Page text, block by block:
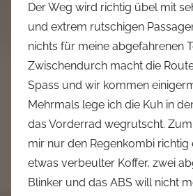
Der Weg wird richtig übel mit
und extrem rutschigen
nichts für meine abgefahrenen
Zwischendurch macht die
Spass und wir kommen
Mehrmals lege ich die Kuh in
das Vorderrad wegrutscht.
mir nur den Regenkombi richtig
etwas verbeulter Koffer, zwei
Blinker und das ABS will nicht